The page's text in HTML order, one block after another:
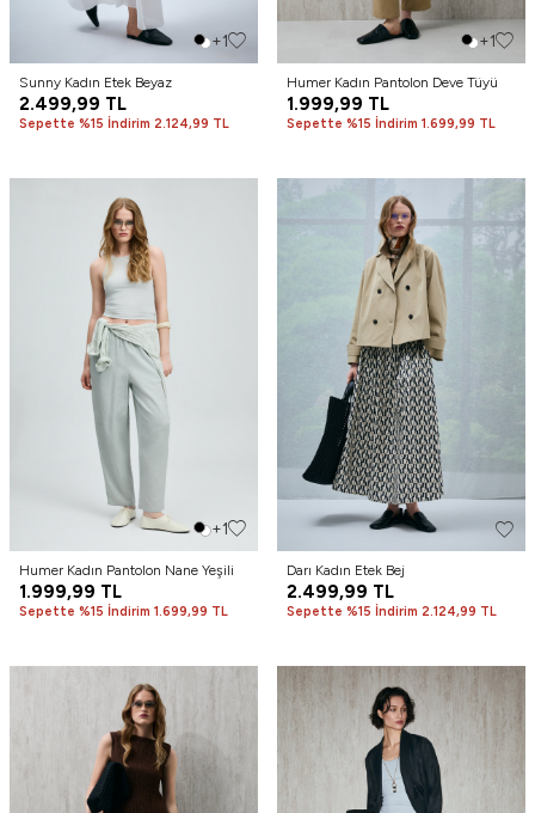
+1
Sunny Kadın Etek Beyaz
2.499,99 TL
Sepette %15 İndirim 2.124,99 TL
+1
Humer Kadın Pantolon Deve Tüyü
1.999,99 TL
Sepette %15 İndirim 1.699,99 TL
+1
Humer Kadın Pantolon Nane Yeşili
1.999,99 TL
Sepette %15 İndirim 1.699,99 TL
Darı Kadın Etek Bej
2.499,99 TL
Sepette %15 İndirim 2.124,99 TL